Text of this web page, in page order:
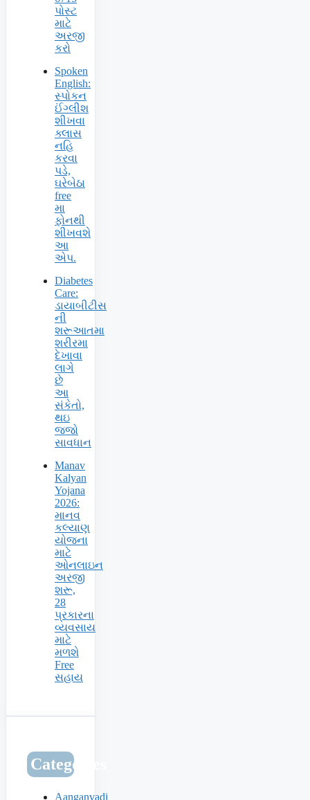
પોસ્ટ
માટે
અરજી
કરો
Spoken
English:
સ્પોકન
ઈંગ્લીશ
શીખવા
ક્લાસ
નહિ
કરવા
પડે,
ઘરેબેઠા
free
મા
ફોનથી
શીખવશે
આ
એપ.
Diabetes
Care:
ડાયાબીટીસ
ની
શરૂઆતમા
શરીરમા
દેખાવા
લાગે
છે
આ
સંકેતો,
થઇ
જજો
સાવધાન
Manav
Kalyan
Yojana
2026:
માનવ
કલ્યાણ
યોજના
માટે
ઓનલાઇન
અરજી
શરૂ,
28
પ્રકારના
વ્યવસાય
માટે
મળશે
Free
સહાય
Categories
Aanganvadi